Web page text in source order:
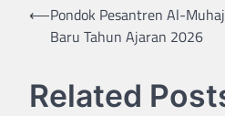
Navigasi
pos
⟵Pondok Pesantren Al-
Baru Tahun Ajaran 2026
Related